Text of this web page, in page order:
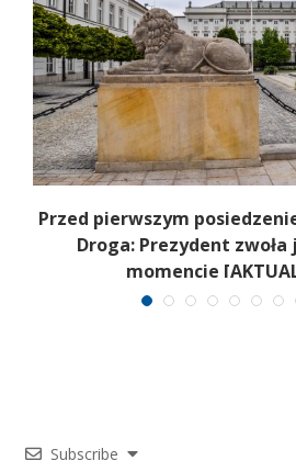
Przed pierwszym
Droga: Prezydent
momencie
Subscribe